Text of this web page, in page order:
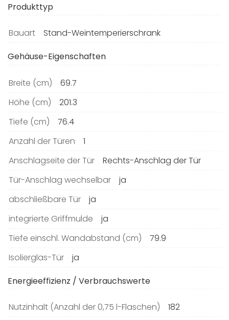
Produkttyp
Bauart
Stand-Weintemperierschrank
Gehäuse-Eigenschaften
Breite (cm)
69.7
Höhe (cm)
201.3
Tiefe (cm)
76.4
Anzahl der Türen
1
Anschlagseite der Tür
Rechts-Anschlag der Tür
Tür-Anschlag wechselbar
ja
abschließbare Tür
ja
integrierte Griffmulde
ja
Tiefe einschl. Wandabstand (cm)
79.9
Isolierglas-Tür
ja
Energieeffizienz / Verbrauchswerte
Nutzinhalt (Anzahl der 0,75 l-Flaschen)
182